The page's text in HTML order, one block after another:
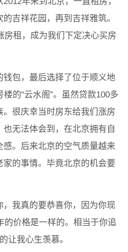
吉祥花园，再到吉祥雅筑。
房租，成为我们下定决心买房
包，最后选择了位于顺义地
的“云水阁”。虽然贷款100多
很庆幸当时房东给我们涨房
无法体会到，在北京拥有自
感。后来北京的空气质量越来
的事情。毕竟北京的机会要
，我真的要恭喜你，因为你现
的价格是一样的。相当于你追
让我心生羡慕。